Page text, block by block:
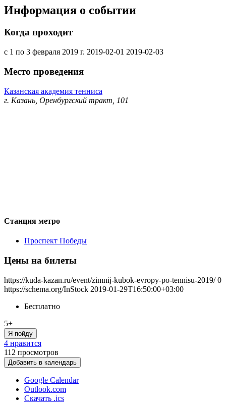
Информация о событии
Когда проходит
с 1 по 3 февраля 2019 г. 2019-02-01 2019-02-03
Место проведения
Казанская академия тенниса
г. Казань, Оренбургский тракт, 101
Станция метро
Проспект Победы
Цены на билеты
https://kuda-kazan.ru/event/zimnij-kubok-evropy-po-tennisu-2019/ 0
https://schema.org/InStock 2019-01-29T16:50:00+03:00
Бесплатно
5+
Я пойду
4 нравится
112 просмотров
Добавить в календарь
Google Calendar
Outlook.com
Скачать .ics